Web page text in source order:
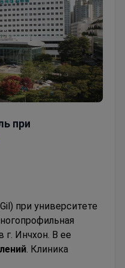
при
при университете
г. Инчхон. В ее
. Клиника
неврологии,